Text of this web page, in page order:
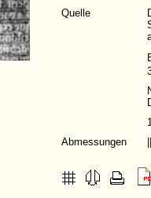
Quelle
Abmessungen